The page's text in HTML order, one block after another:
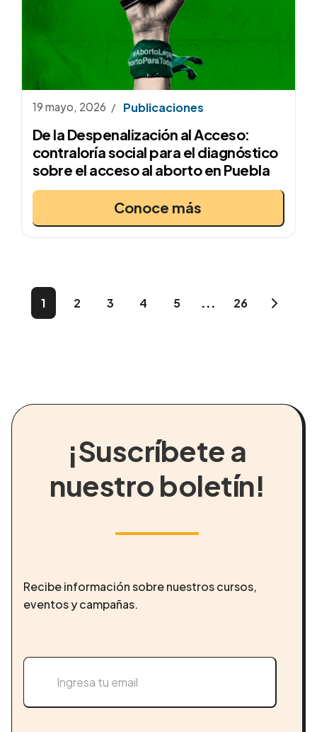
De la Despenalización al Acceso:
contraloría social para el diagnóstico
sobre el acceso al aborto en Puebla
19 mayo, 2026 Publicaciones
Conoce más
1 2 3 4 5 ... 26
¡Suscríbete a
nuestro boletín!
Recibe información sobre nuestros cursos,
eventos y campañas.